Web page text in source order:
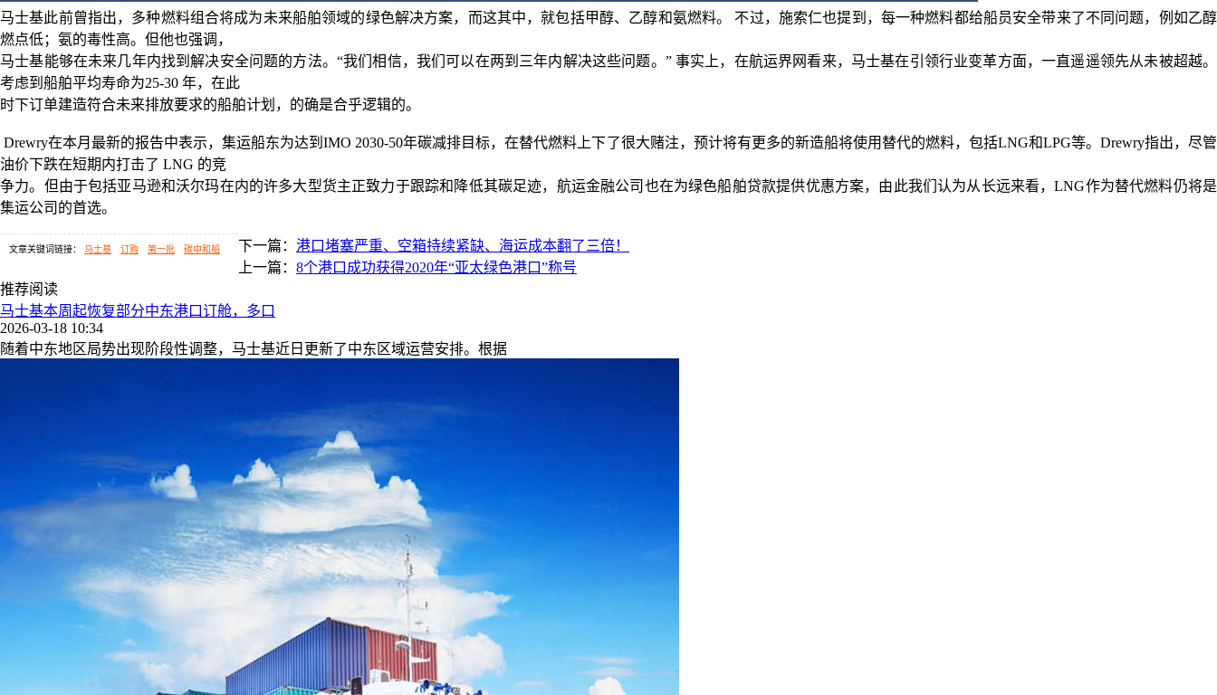
马士基此前曾指出，多种燃料组合将成为未来船舶领域的绿色解决方案，而这其中，就包括甲醇、乙醇和氨燃料。
不过，施索仁也提到，每一种燃料都给船员安全带来了不同问题，例如乙醇
燃点低；氨的毒性高。但他也强调，
马士基能够在未来几年内找到解决安全问题的方法。“我们相信，我们可以在两到 三年内解决这些问题。” 事实上，在航运界网看来，马士基在引领行业变革方面，一直遥遥领先从未被超越。
考虑到船舶平均寿命为25-30 年，在此
时下订单建造符合未来排放要求的船舶计划，的确是合乎逻辑的。
Drewry在本月最新的报告中表示，集运船东为达到IMO 2030-50年碳减排目标，在替代燃料上下了很大赌注，预计将有更多的新造船将使用替代的燃料，包括LNG和LPG等。Drewry指出，尽管
油价下跌在短期内打击了 LNG 的竞
争力。但由于包括亚马逊和沃尔玛在内的许多大型货主正致力于跟踪和降低其碳足迹，航运金融公司也在为绿色船舶贷款提供优惠方案，由此我们认为从长远来看，LNG作为替代燃料仍将是
集运公司的首选。
文章关键词链接： 马士基 订购 第一批 碳中和船 下一篇： 港口堵塞严重、空箱持续紧缺、海运成本翻了三倍！
上一篇： 8个港口成功获得2020年“亚太绿色港口”称号
推荐阅读
马士基本周起恢复部分中东港口订舱，多口
2026-03-18 10:34
随着中东地区局势出现阶段性调整，马士基近日更新了中东区域运营安排。根据